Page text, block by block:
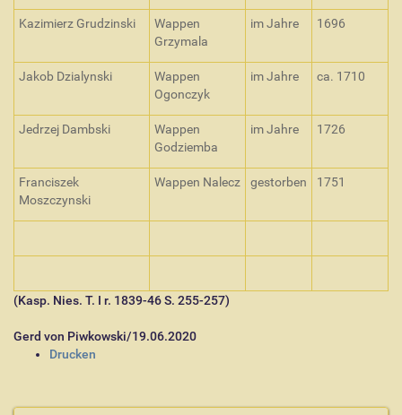
Kazimierz Grudzinski
Wappen
Grzymala
im Jahre 1696
Jakob Dzialynski
Wappen
Ogonczyk
im Jahre ca. 1710
Jedrzej Dambski
Wappen
Godziemba
im Jahre 1726
Franciszek
Moszczynski
Wappen Nalecz gestorben 1751
(Kasp. Nies. T. I r. 1839-46 S. 255-257)
Gerd von Piwkowski/19.06.2020
a
Drucken